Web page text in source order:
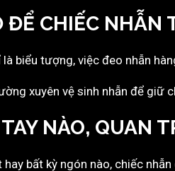
ĐỂ CHIẾC NHẪN
là biểu tượng, việc đeo nhẫn
xuyên vệ sinh nhẫn để giữ
NÀO, QUAN
hay bất kỳ ngón nào, chiếc